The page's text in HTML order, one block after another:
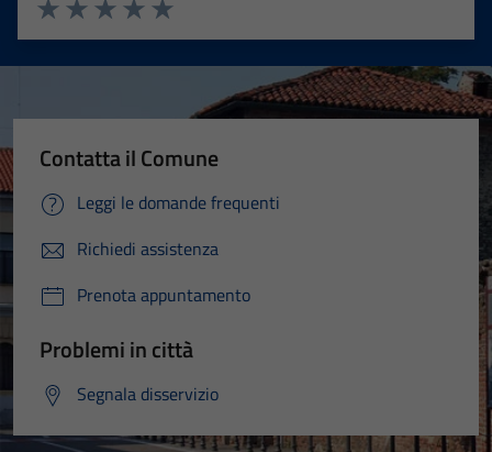
Valuta 5 stelle su 5
Valuta 4 stelle su 5
Valuta 3 stelle su 5
Valuta 2 stelle su 5
Valuta 1 stelle su 5
Contatta il Comune
Leggi le domande frequenti
Richiedi assistenza
Prenota appuntamento
Problemi in città
Segnala disservizio